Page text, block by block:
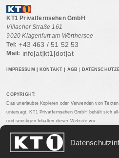
KT1 Privatfernsehen GmbH
Villacher Straße 161
9020 Klagenfurt am Wörthersee
Tel: +43 463 / 51 52 53
Mail: info[at]kt1[dot]at
IMPRESSUM KONTAKT AGB
COPYRIGHT:
Das unerlaubte Kopieren oder Verwenden von
untersagt. KT1 Privatfernsehen GmbH behält sich
und sonstigen Inhalten dieser Website vor.
PARTNERLINKS: